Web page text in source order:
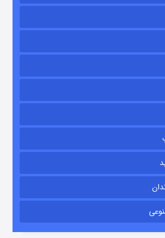
استوارت در نجات جهان